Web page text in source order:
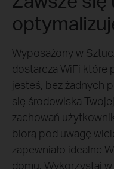
Wyposażony w
dostarcza WiFi które
jesteś, bez żadnych
się środowiska
zachowań
biorą pod uwagę
zapewniało idealne
domu. Wykorzystaj